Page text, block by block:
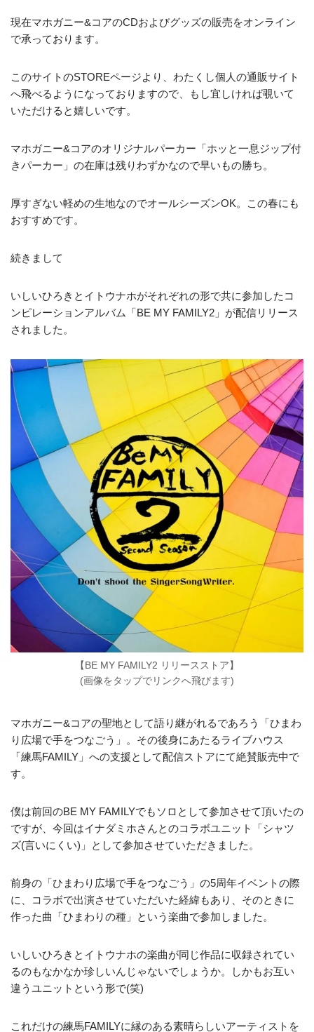
現在マホガニー&コアのCDおよびグッズの販売をオンライン
で承っております。
このサイトのSTOREページより、わたくし個人の通販サイト
へ飛べるようになっておりますので、もし宜しければ覗いて
いただけると嬉しいです。
マホガニー&コアのオリジナルパーカー「ホッと一息ジップ付
きパーカー」の在庫は残りわずかなので早いもの勝ち。
厚すぎない軽めの生地なのでオールシーズンOK。この春にも
おすすめです。
続きまして
いしいひろきとイトウナホがそれぞれの形で共に参加したコ
ンピレーションアルバム「BE MY FAMILY2」が配信リリース
されました。
【BE MY FAMILY2 リリースストア】
(画像をタップでリンクへ飛びます)
マホガニー&コアの聖地として語り継がれるであろう「ひまわ
り広場で手をつなごう」。その後身にあたるライブハウス
「練馬FAMILY」への支援として配信ストアにて絶賛販売中で
す。
僕は前回のBE MY FAMILYでもソロとして参加させて頂いたの
ですが、今回はイナダミホさんとのコラボユニット「シャツ
ズ(言いにくい)」として参加させていただきました。
前身の「ひまわり広場で手をつなごう」の5周年イベントの際
に、コラボで出演させていただいた経緯もあり、そのときに
作った曲「ひまわりの種」という楽曲で参加しました。
いしいひろきとイトウナホの楽曲が同じ作品に収録されてい
るのもなかなか珍しいんじゃないでしょうか。しかもお互い
違うユニットという形で(笑)
これだけの練馬FAMILYに縁のある素晴らしいアーティストを